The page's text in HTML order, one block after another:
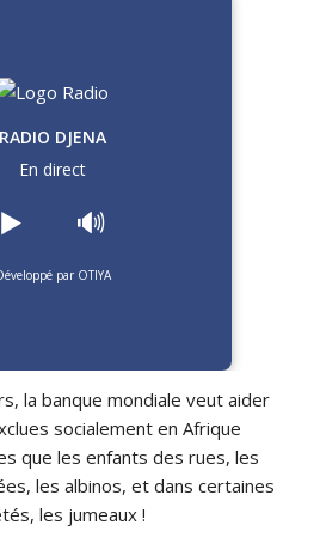
RADIO DJENA
En direct
▶️ 🔊
par OTIYA
la banque mondiale veut aider
socialement en Afrique
que les enfants des rues, les
les albinos, et dans certaines
les jumeaux !